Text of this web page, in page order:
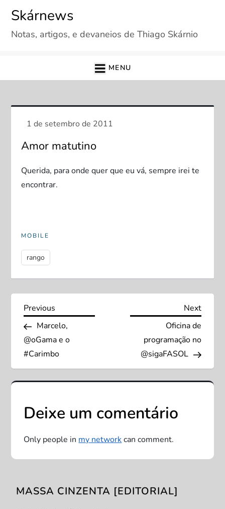
content
Skárnews
Notas, artigos, e devaneios de Thiago Skárnio
MENU
Amor matutino
Querida, para onde quer que eu vá, sempre irei te
encontrar.
MOBILE
rango
N
a
v
e
g
a
ç
o
Previous
Post
Previous
Marcelo,
@oGama e o
#Carimbo
Next
Next
Oficina de
programação no
@sigaFASOL
Deixe um comentário
Only people inmy networkcan comment.
MASSA CINZENTA [EDITORIAL]